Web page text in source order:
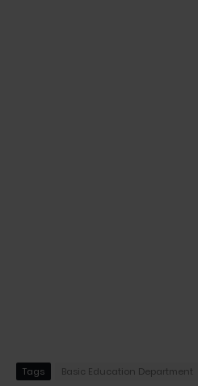
Tags Basic Education Department